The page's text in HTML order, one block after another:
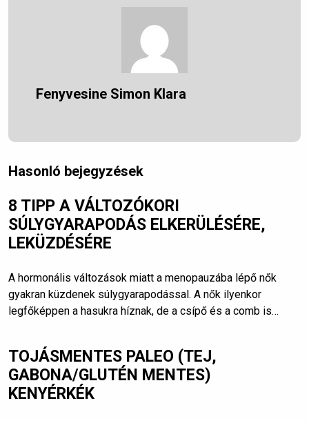
Fenyvesine Simon Klara
Hasonló bejegyzések
8 TIPP A VÁLTOZÓKORI
SÚLYGYARAPODÁS ELKERÜLÉSÉRE,
LEKÜZDÉSÉRE
A hormonális változások miatt a menopauzába lépő nők
gyakran küzdenek súlygyarapodással. A nők ilyenkor
legfőképpen a hasukra híznak, de a csípő és a comb is…
TOJÁSMENTES PALEO (TEJ,
GABONA/GLUTÉN MENTES)
KENYÉRKÉK